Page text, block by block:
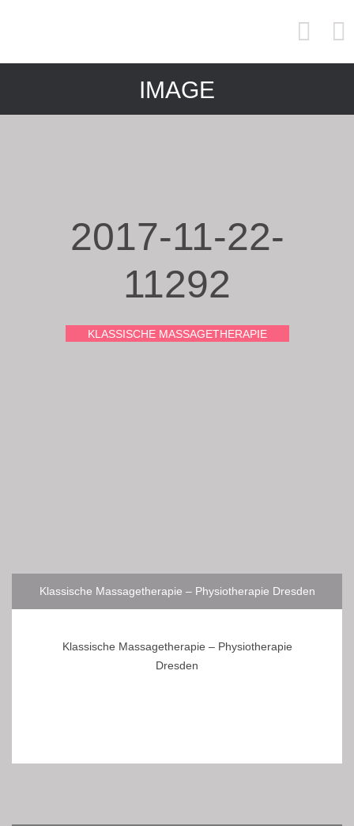
IMAGE
2017-11-22-
11292
KLASSISCHE MASSAGETHERAPIE
Klassische Massagetherapie – Physiotherapie Dresden
Klassische Massagetherapie – Physiotherapie
Dresden